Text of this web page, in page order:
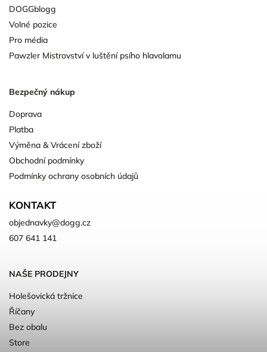
DOGGblogg
Volné pozice
Pro média
Pawzler Mistrovství v luštění psího hlavolamu
Bezpečný nákup
Doprava
Platba
Výměna & Vrácení zboží
Obchodní podmínky
Podmínky ochrany osobních údajů
KONTAKT
objednavky@dogg.cz
607 641 141
NAŠE PRODEJNY
Holešovická tržnice
Říčany
Bez obalu
Store